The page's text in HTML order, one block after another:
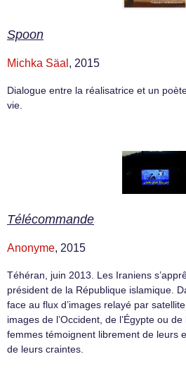
Spoon
Michka Säal , 2015
Dialogue entre la réalisatrice et un
vie.
Télécommande
Anonyme, 2015
Téhéran, juin 2013. Les Iraniens
président de la République islamique.
face au flux d’images relayé par
images de l’Occident, de l’Égypte ou
femmes témoignent librement de leurs
de leurs craintes.